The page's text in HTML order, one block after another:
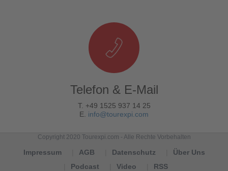
Telefon & E-Mail
T. +49 1525 937 14 25
E. info@tourexpi.com
Copyright 2020 Tourexpi.com - Alle Rechte Vorbehalten
Impressum AGB Datenschutz
Über Uns
Podcast
Video RSS